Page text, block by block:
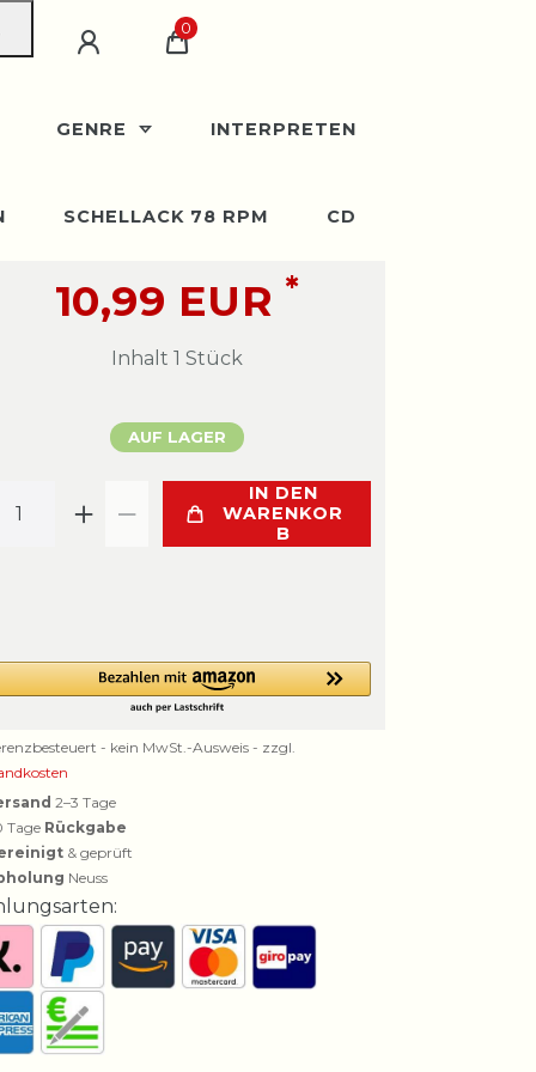
0
GENRE INTERPRETEN
SCHELLACK 78 RPM CD
10,99 EUR *
Inhalt 1 Stück
AUF LAGER
IN DEN
WARENKOR
B
- kein MwSt.-Ausweis - zzgl.
2–3 Tage
Tage Rückgabe
& geprüft
Neuss